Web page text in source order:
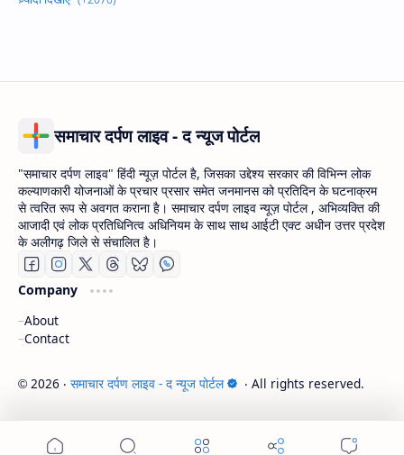
समाचार दर्पण लाइव - द न्यूज पोर्टल
"समाचार दर्पण लाइव" हिंदी न्यूज़ पोर्टल है, जिसका उद्देश्य सरकार की विभिन्न लोक
कल्याणकारी योजनाओं के प्रचार प्रसार समेत जनमानस को प्रतिदिन के घटनाक्रम
से त्वरित रूप से अवगत कराना है। समाचार दर्पण लाइव न्यूज़ पोर्टल , अभिव्यक्ति की
आजादी एवं लोक प्रतिधिनित्व अधिनियम के साथ साथ आईटी एक्ट अधीन उत्तर प्रदेश
के अलीगढ़ जिले से संचालित है।
Company
About
Contact
© 2026 ‧ समाचार दर्पण लाइव - द न्यूज पोर्टल ‧ All rights reserved.